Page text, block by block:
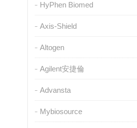
HyPhen Biomed
Axis-Shield
Altogen
Agilent安捷倫
Advansta
Mybiosource